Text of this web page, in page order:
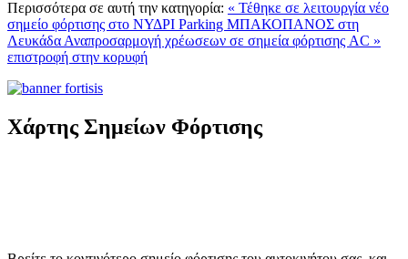
Περισσότερα σε αυτή την κατηγορία: « Τέθηκε σε λειτουργία νέο
σημείο φόρτισης στο ΝΥΔΡΙ Parking MΠΑΚΟΠΑΝΟΣ στη
Λευκάδα Αναπροσαρμογή χρέωσεων σε σημεία φόρτισης AC »
επιστροφή στην κορυφή
Χάρτης Σημείων Φόρτισης